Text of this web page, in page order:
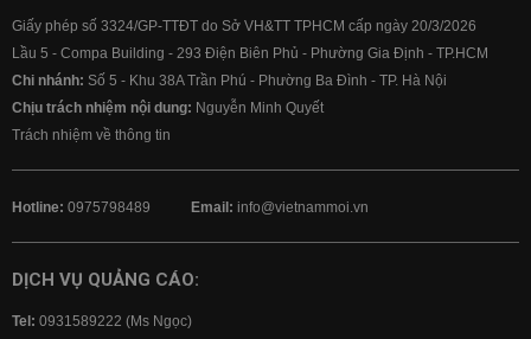
Giấy phép số 3324/GP-TTĐT do Sở VH&TT TPHCM cấp ngày 20/3/2026
Lầu 5 - Compa Building - 293 Điện Biên Phủ - Phường Gia Định - TP.HCM
Chi nhánh: Số 5 - Khu 38A Trần Phú - Phường Ba Đình - TP. Hà Nội
Chịu trách nhiệm nội dung: Nguyễn Minh Quyết
Trách nhiệm về thông tin
Hotline: 0975798489 Email: info@vietnammoi.vn
DỊCH VỤ QUẢNG CÁO:
Tel: 0931589222 (Ms Ngọc)